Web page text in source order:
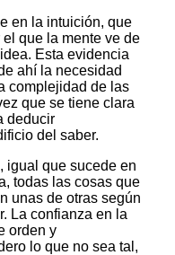
en la intuición, que
que la mente ve de
Esta evidencia
ahí la necesidad
complejidad de las
que se tiene clara
deducir
del saber.
igual que sucede en
todas las cosas que
unas de otras según
La confianza en la
orden y
lo que no sea tal,